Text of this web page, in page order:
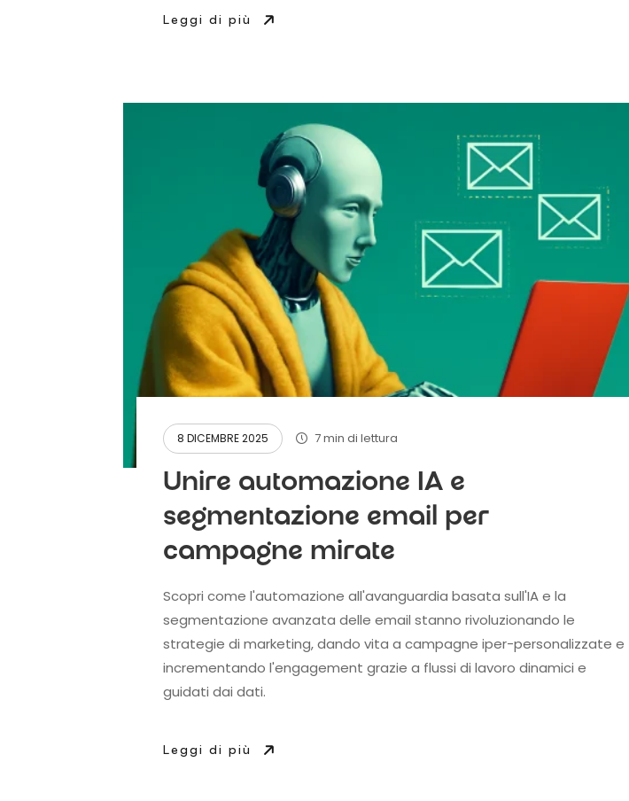
Leggi di più
8 DICEMBRE 2025 7 min di lettura
Unire automazione IA e
segmentazione email per
campagne mirate
Scopri come l'automazione all'avanguardia basata sull'IA e la
segmentazione avanzata delle email stanno rivoluzionando le
strategie di marketing, dando vita a campagne iper-personalizzate e
incrementando l'engagement grazie a flussi di lavoro dinamici e
guidati dai dati.
Leggi di più